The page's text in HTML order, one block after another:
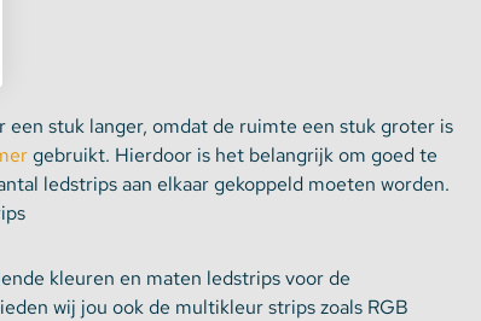
een stuk langer, omdat de ruimte een stuk groter is
gebruikt. Hierdoor is het belangrijk om goed te
ledstrips aan elkaar gekoppeld moeten worden.
kleuren en maten ledstrips voor de
wij jou ook de multikleur strips zoals RGB